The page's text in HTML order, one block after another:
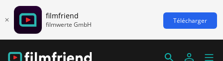
filmfriend
filmwerte GmbH Télécharger